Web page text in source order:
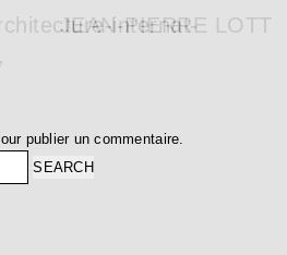
JEAN-PIERRE LOTT
internat-
publier un commentaire.